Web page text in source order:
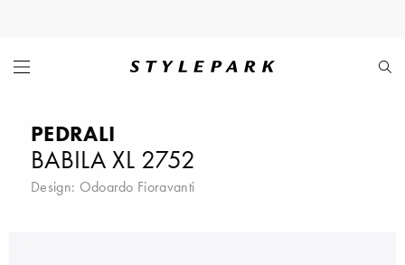
PEDRALI
BABILA XL 2752
Design: Odoardo Fioravanti